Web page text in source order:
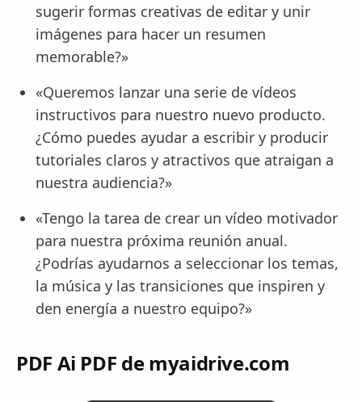
sugerir formas creativas de editar y unir
imágenes para hacer un resumen
memorable?»
«Queremos lanzar una serie de vídeos
instructivos para nuestro nuevo producto.
¿Cómo puedes ayudar a escribir y producir
tutoriales claros y atractivos que atraigan a
nuestra audiencia?»
«Tengo la tarea de crear un vídeo motivador
para nuestra próxima reunión anual.
¿Podrías ayudarnos a seleccionar los temas,
la música y las transiciones que inspiren y
den energía a nuestro equipo?»
PDF Ai PDF de myaidrive.com